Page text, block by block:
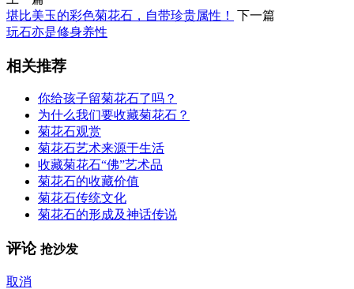
堪比美玉的彩色菊花石，自带珍贵属性！
下一篇
玩石亦是修身养性
相关推荐
你给孩子留菊花石了吗？
为什么我们要收藏菊花石？
菊花石观赏
菊花石艺术来源于生活
收藏菊花石“佛”艺术品
菊花石的收藏价值
菊花石传统文化
菊花石的形成及神话传说
评论 抢沙发
取消